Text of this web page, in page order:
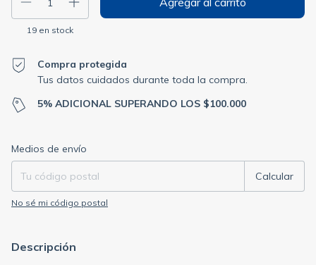
19 en stock
Compra protegida
Tus datos cuidados durante toda la compra.
5% ADICIONAL SUPERANDO LOS $100.000
Entregas para el CP:
Medios de envío
Calcular
No sé mi código postal
Descripción